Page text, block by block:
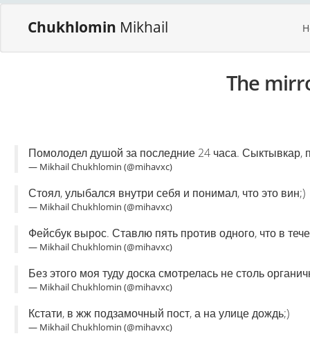
Chukhlomin Mikhail
The
Помолодел душой за последние 24 часа. Сыктывкар,
— Mikhail Chukhlomin (@mihavxc)
Стоял, улыбался внутри себя и понимал, что это вин;)
— Mikhail Chukhlomin (@mihavxc)
Фейсбук вырос. Ставлю пять против одного, что в
— Mikhail Chukhlomin (@mihavxc)
Без этого моя туду доска смотрелась не столь
— Mikhail Chukhlomin (@mihavxc)
Кстати, в жж подзамочный пост, а на улице дождь;)
— Mikhail Chukhlomin (@mihavxc)